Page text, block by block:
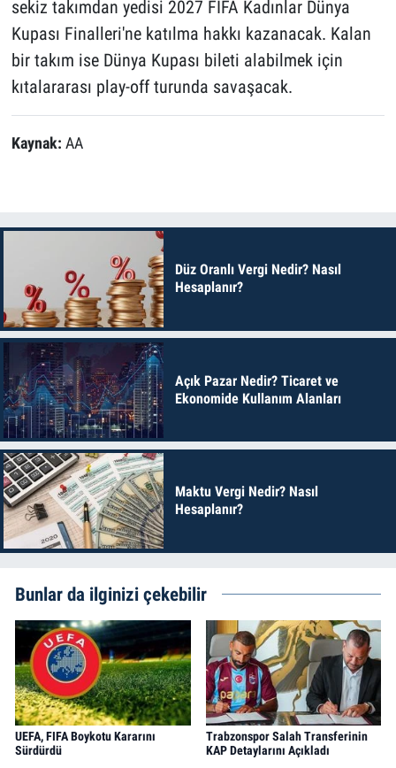
sekiz takımdan yedisi 2027 FIFA Kadınlar Dünya
Kupası Finalleri'ne katılma hakkı kazanacak. Kalan
bir takım ise Dünya Kupası bileti alabilmek için
kıtalararası play-off turunda savaşacak.
Kaynak: AA
Düz Oranlı Vergi Nedir? Nasıl
Hesaplanır?
Açık Pazar Nedir? Ticaret ve
Ekonomide Kullanım Alanları
Maktu Vergi Nedir? Nasıl
Hesaplanır?
Bunlar da ilginizi çekebilir
UEFA, FIFA Boykotu Kararını
Sürdürdü
Trabzonspor Salah Transferinin
KAP Detaylarını Açıkladı